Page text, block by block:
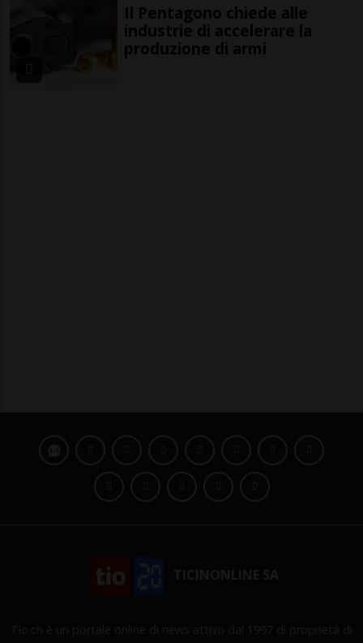
Il Pentagono chiede alle
industrie di accelerare la
produzione di armi